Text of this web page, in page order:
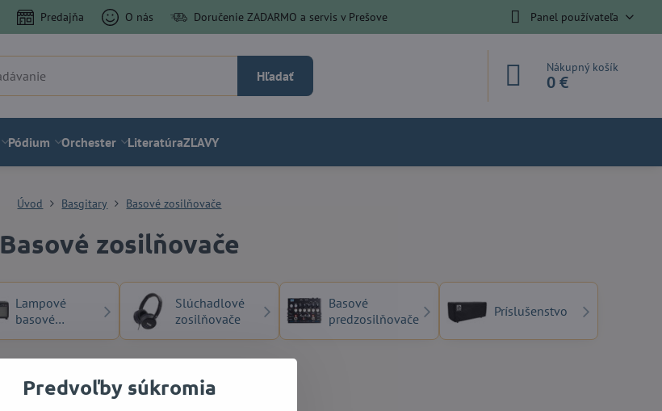
Predajňa O nás Doručenie ZADARMO a servis v Prešove Panel používateľa
Hľadať
Nákupný košík
0 €
Pódium Orchester LiteratúraZĽAVY
Úvod Basgitary Basové zosilňovače
Basové zosilňovače
Lampové
basové
zosilňovače
Slúchadlové
zosilňovače
Basové
predzosilňovače
Príslušenstvo
Predvoľby súkromia